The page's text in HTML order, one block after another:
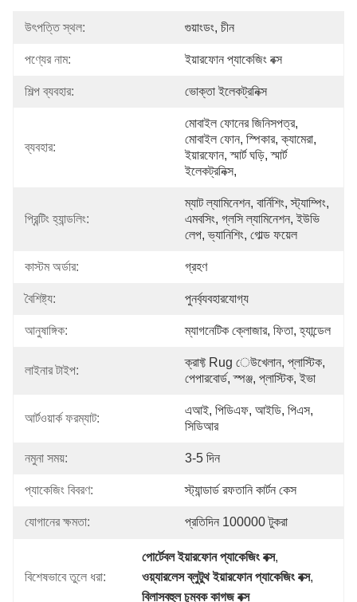
উৎপত্তি স্থল: গুয়াংডং, চীন
পণ্যের নাম: ইয়ারফোন প্যাকেজিং বক্স
শিল্প ব্যবহার: ভোক্তা ইলেকট্রনিক্স
ব্যবহার:
মোবাইল ফোনের জিনিসপত্র,
মোবাইল ফোন, স্পিকার, ক্যামেরা,
ইয়ারফোন, স্মার্ট ঘড়ি, স্মার্ট
ইলেকট্রনিক্স,
প্রিন্টিং হ্যান্ডলিং:
ম্যাট ল্যামিনেশন, বার্নিশিং, স্ট্যাম্পিং,
এমবসিং, গ্লসি ল্যামিনেশন, ইউভি
লেপ, ভ্যানিশিং, গোল্ড ফয়েল
কাস্টম অর্ডার: গ্রহণ
বৈশিষ্ট্য: পুনর্ব্যবহারযোগ্য
আনুষাঙ্গিক: ম্যাগনেটিক ক্লোজার, ফিতা, হ্যান্ডেল
লাইনার টাইপ:
ক্রাফ্ট Rug েউখেলান, প্লাস্টিক,
পেপারবোর্ড, স্পঞ্জ, প্লাস্টিক, ইভা
আর্টওয়ার্ক ফরম্যাট:
এআই, পিডিএফ, আইডি, পিএস,
সিডিআর
নমুনা সময়: 3-5 দিন
প্যাকেজিং বিবরণ: স্ট্যান্ডার্ড রফতানি কার্টন কেস
যোগানের ক্ষমতা: প্রতিদিন 100000 টুকরা
বিশেষভাবে তুলে ধরা:
পোর্টেবল ইয়ারফোন প্যাকেজিং বক্স,
ওয়্যারলেস ব্লুটুথ ইয়ারফোন প্যাকেজিং বক্স,
বিলাসবহুল চুম্বক কাগজ বক্স